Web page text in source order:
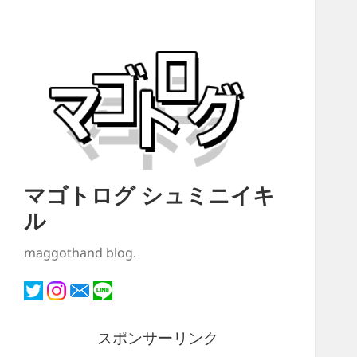
マゴトログ シュミニイキ
ル
maggothand blog.
スポンサーリンク